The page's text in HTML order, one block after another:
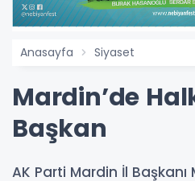
Anasayfa Siyaset
Mardin’de
Başkan
AK Parti Mardin İl